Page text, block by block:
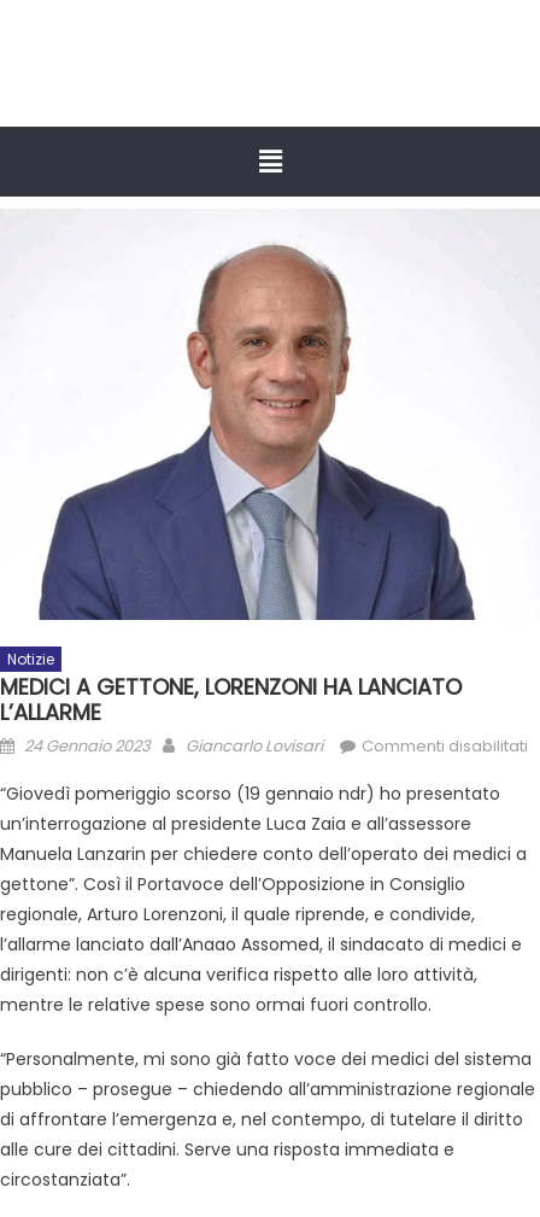
Notizie
MEDICI A GETTONE, LORENZONI HA LANCIATO
L’ALLARME
24 Gennaio 2023 Giancarlo Lovisari Commenti disabilitati
“Giovedì pomeriggio scorso (19 gennaio ndr) ho presentato
un’interrogazione al presidente Luca Zaia e all’assessore
Manuela Lanzarin per chiedere conto dell’operato dei medici a
gettone”. Così il Portavoce dell’Opposizione in Consiglio
regionale, Arturo Lorenzoni, il quale riprende, e condivide,
l’allarme lanciato dall’Anaao Assomed, il sindacato di medici e
dirigenti: non c’è alcuna verifica rispetto alle loro attività,
mentre le relative spese sono ormai fuori controllo.
“Personalmente, mi sono già fatto voce dei medici del sistema
pubblico – prosegue – chiedendo all’amministrazione regionale
di affrontare l’emergenza e, nel contempo, di tutelare il diritto
alle cure dei cittadini. Serve una risposta immediata e
circostanziata”.